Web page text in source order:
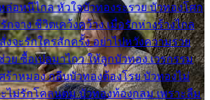
อหนีไกล หัวใจบัวทองระรวย บัวทองโศก
กจาง ชีวิตเคว้งคว้าง เมื่อรักห่างร้างไกล
จะรักใครสักครั้ง อย่าไปหวังความรวย
วย ซื้อเปลมาไกว ให้ลูกบัวทอง เวรกรรม
ร้าหมอง กลีบบัวทองต้องโรย บัวทองไม่
ไม่รักโคลนตม บัวทองท้องกลม เพราะลืม